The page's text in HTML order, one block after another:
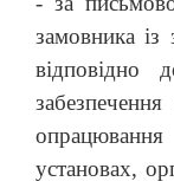
замовника із
установах,